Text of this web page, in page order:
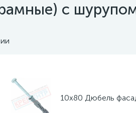
с шурупом
10х80 Дюбель